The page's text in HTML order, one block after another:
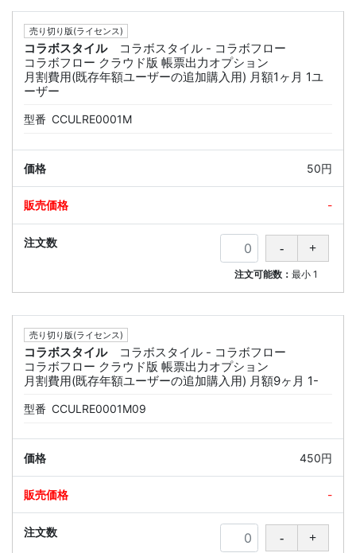
売り切り版(ライセンス)
コラボスタイル
コラボスタイル - コラボフロー
コラボフロー クラウド版 帳票出力オプション
月割費用(既存年額ユーザーの追加購入用) 月額1ヶ月 1ユ
ーザー
型番 CCULRE0001M
50円
-
注文可能数：最小 1
売り切り版(ライセンス)
コラボスタイル
コラボスタイル - コラボフロー
コラボフロー クラウド版 帳票出力オプション
月割費用(既存年額ユーザーの追加購入用) 月額9ヶ月 1-
型番 CCULRE0001M09
450円
-